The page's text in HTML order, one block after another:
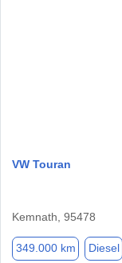
VW Touran
Kemnath, 95478
349.000 km Diesel